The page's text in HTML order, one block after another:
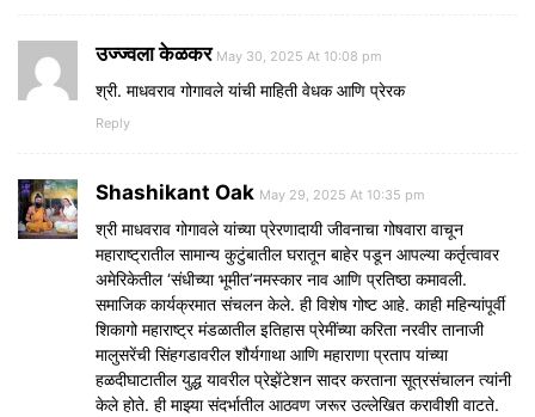
उज्ज्वला केळकर May 30, 2025 At 10:08 pm
श्री. माधवराव गोगावले यांची माहिती वेधक आणि प्रेरक
Reply
Shashikant Oak May 29, 2025 At 10:35 pm
श्री माधवराव गोगावले यांच्या प्रेरणादायी जीवनाचा गोषवारा वाचून
महाराष्ट्रातील सामान्य कुटुंबातील घरातून बाहेर पडून आपल्या कर्तृत्वावर
अमेरिकेतील ‘संधीच्या भूमीत’नमस्कार नाव आणि प्रतिष्ठा कमावली.
समाजिक कार्यक्रमात संचलन केले. ही विशेष गोष्ट आहे. काही महिन्यांपूर्वी
शिकागो महाराष्ट्र मंडळातील इतिहास प्रेमींच्या करिता नरवीर तानाजी
मालुसरेंची सिंहगडावरील शौर्यगाथा आणि महाराणा प्रताप यांच्या
हळदीघाटातील युद्ध यावरील प्रेझेंटेशन सादर करताना सूत्रसंचालन त्यांनी
केले होते. ही माझ्या संदर्भातील आठवण जरूर उल्लेखित करावीशी वाटते.